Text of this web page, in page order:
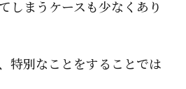
しまうケースも少なくあり
特別なことをすることでは